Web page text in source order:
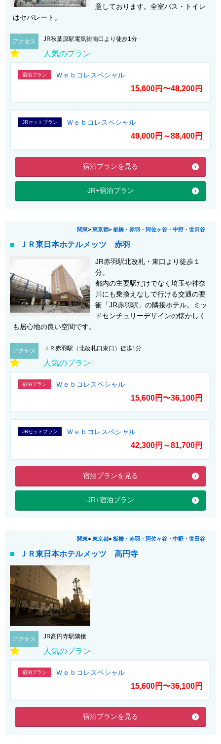
意しております。全室バス・トイレ
はセパレート。
アクセス JR秋葉原駅電気街南口より徒歩1分
人気のプラン
宿泊プラン Ｗｅｂコレスペシャル
15,600円〜48,200円
JRセットプラン Ｗｅｂコレスペシャル
49,000円～88,400円
宿泊プランを見る
JR+宿泊プラン
関東> 東京都> 板橋・赤羽・阿佐ヶ谷・中野・世田谷
ＪＲ東日本ホテルメッツ 赤羽
JR赤羽駅北改札・東口より徒歩１
分。
都内の主要駅だけでなく埼玉や神奈
川にも乗換えなしで行ける交通の要
衝「JR赤羽駅」の隣接ホテル。ミッ
ドセンチュリーデザインの懐かしく
も居心地の良い空間です。
アクセス ＪＲ赤羽駅（北改札口東口）徒歩1分
人気のプラン
宿泊プラン Ｗｅｂコレスペシャル
15,600円〜36,100円
JRセットプラン Ｗｅｂコレスペシャル
42,300円～81,700円
宿泊プランを見る
JR+宿泊プラン
関東> 東京都> 板橋・赤羽・阿佐ヶ谷・中野・世田谷
ＪＲ東日本ホテルメッツ 高円寺
アクセス JR高円寺駅隣接
人気のプラン
宿泊プラン Ｗｅｂコレスペシャル
15,600円〜36,100円
宿泊プランを見る